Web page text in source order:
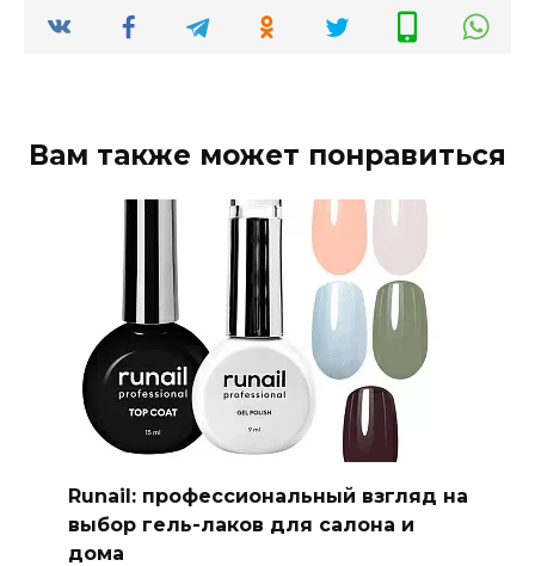
Вам также может понравиться
Runail: профессиональный взгляд на
выбор гель-лаков для салона и
дома